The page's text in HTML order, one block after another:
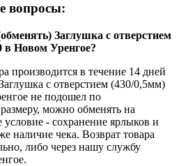
вопросы:
Заглушка с отверстием
в Новом Уренгое?
производится в течение 14 дней
с отверстием (430/0,5мм)
не подошел по
можно обменять на
- сохранение ярлыков и
наличие чека. Возврат товара
либо через нашу службу